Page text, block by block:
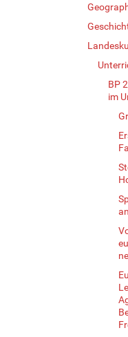
BP
im